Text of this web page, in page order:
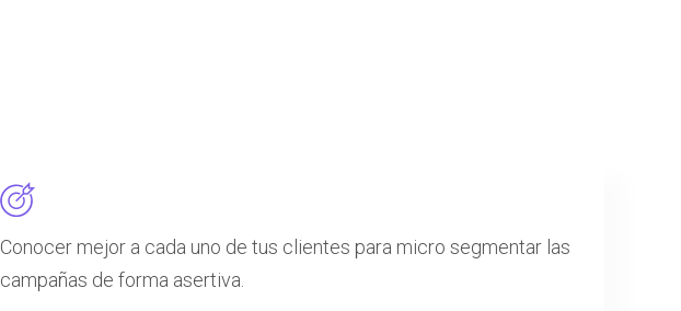
Conocer mejor a cada uno de tus clientes para micro segmentar las
campañas de forma asertiva.